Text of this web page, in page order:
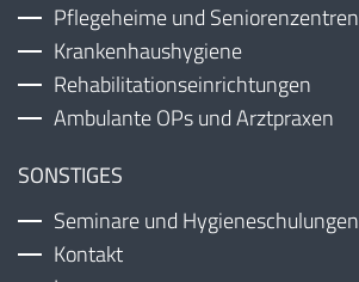
Pflegeheime und Seniorenzentren
Krankenhaushygiene
Rehabilitationseinrichtungen
Ambulante OPs und Arztpraxen
SONSTIGES
Seminare und Hygieneschulungen
Kontakt